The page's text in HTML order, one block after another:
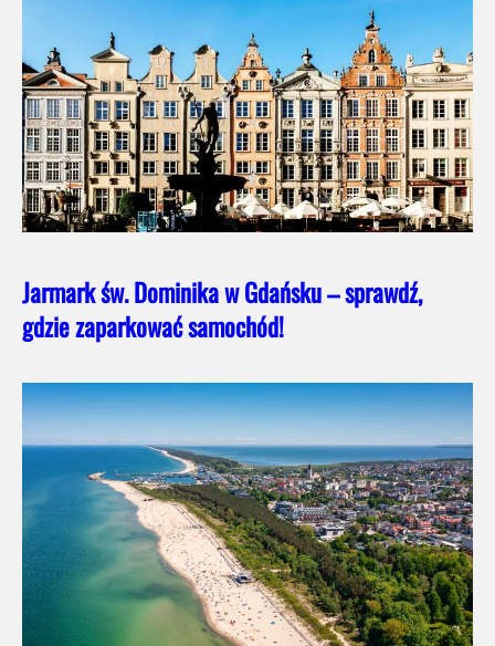
Jarmark św. Dominika w Gdańsku – sprawdź,
gdzie zaparkować samochód!